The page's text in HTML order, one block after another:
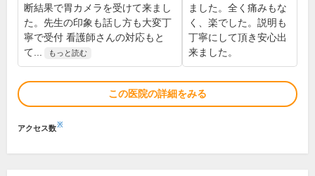
断結果で胃カメラを受けて来まし
た。先生の印象も話し方も大変丁
寧で受付 看護師さんの対応もと
て...
もっと読む
ました。全く痛みもな
く、楽でした。説明も
丁寧にして頂き安心出
来ました。
この医院の詳細をみる
アクセス数※